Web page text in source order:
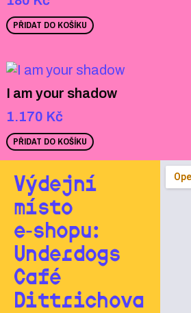
PŘIDAT DO KOŠÍKU
I am your shadow
1.170 Kč
PŘIDAT DO KOŠÍKU
Výdejní
místo
e‑shopu:
Underdogs
Café
Dittrichova